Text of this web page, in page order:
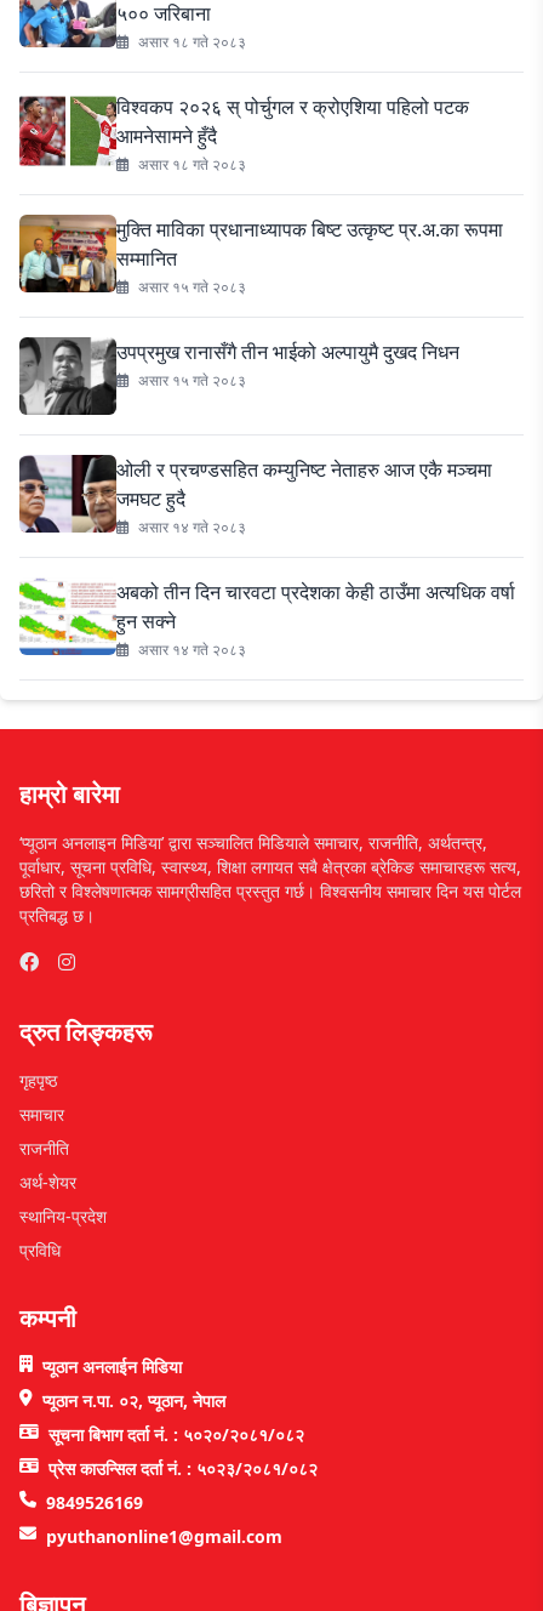
५०० जरिबाना
असार १८ गते २०८३
विश्वकप २०२६ स् पोर्चुगल र क्रोएशिया पहिलो पटक
आमनेसामने हुँदै
असार १८ गते २०८३
मुक्ति माविका प्रधानाध्यापक बिष्ट उत्कृष्ट प्र.अ.का रूपमा
सम्मानित
असार १५ गते २०८३
उपप्रमुख रानासँगै तीन भाईको अल्पायुमै दुखद निधन
असार १५ गते २०८३
ओली र प्रचण्डसहित कम्युनिष्ट नेताहरु आज एकै मञ्चमा
जमघट हुदै
असार १४ गते २०८३
अबको तीन दिन चारवटा प्रदेशका केही ठाउँमा अत्यधिक वर्षा
हुन सक्ने
असार १४ गते २०८३
हाम्रो बारेमा
‘प्यूठान अनलाइन मिडिया’ द्वारा सञ्चालित मिडियाले समाचार, राजनीति, अर्थतन्त्र,
पूर्वाधार, सूचना प्रविधि, स्वास्थ्य, शिक्षा लगायत सबै क्षेत्रका ब्रेकिङ समाचारहरू सत्य,
छरितो र विश्लेषणात्मक सामग्रीसहित प्रस्तुत गर्छ। विश्वसनीय समाचार दिन यस पोर्टल
प्रतिबद्ध छ।
द्रुत लिङ्कहरू
गृहपृष्ठ
समाचार
राजनीति
अर्थ-शेयर
स्थानिय-प्रदेश
प्रविधि
कम्पनी
प्यूठान अनलाईन मिडिया
प्यूठान न.पा. ०२, प्यूठान, नेपाल
सूचना बिभाग दर्ता नं. : ५०२०/२०८१/०८२
प्रेस काउन्सिल दर्ता नं. : ५०२३/२०८१/०८२
9849526169
pyuthanonline1@gmail.com
बिज्ञापन